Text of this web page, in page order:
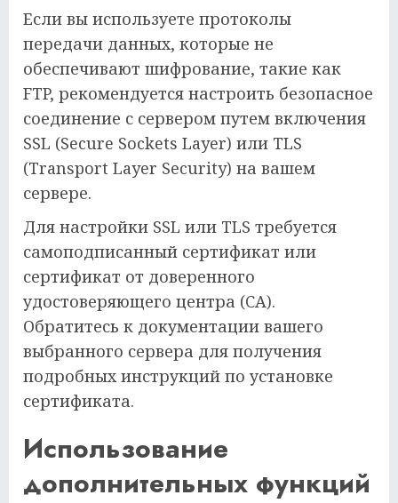
Если вы используете протоколы
передачи данных, которые не
обеспечивают шифрование, такие как
FTP, рекомендуется настроить безопасное
соединение с сервером путем включения
SSL (Secure Sockets Layer) или TLS
(Transport Layer Security) на вашем
сервере.
Для настройки SSL или TLS требуется
самоподписанный сертификат или
сертификат от доверенного
удостоверяющего центра (CA).
Обратитесь к документации вашего
выбранного сервера для получения
подробных инструкций по установке
сертификата.
Использование
дополнительных функций